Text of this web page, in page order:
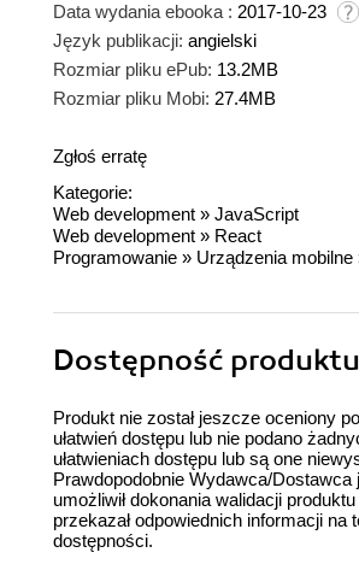
Data wydania ebooka : 2017-10-23
Język publikacji: angielski
Rozmiar pliku ePub: 13.2MB
Rozmiar pliku Mobi: 27.4MB
Zgłoś erratę
Kategorie:
Web development » JavaScript
Web development » React
Programowanie » Urządzenia mobilne
Dostępność produktu
Produkt nie został jeszcze oceniony
ułatwień dostępu lub nie podano
ułatwieniach dostępu lub są one
Prawdopodobnie Wydawca/Dostawca
umożliwił dokonania walidacji
przekazał odpowiednich informacji na
dostępności.